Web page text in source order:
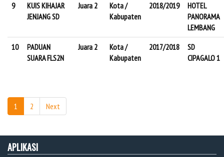
9
KUIS KIHAJAR
JENJANG SD
Juara 2
Kota /
Kabupaten
2018/2019
HOTEL
PANORAMA
LEMBANG
10
PADUAN
SUARA FLS2N
Juara 2
Kota /
Kabupaten
2017/2018
SD
CIPAGALO 1
1 2 Next
APLIKASI